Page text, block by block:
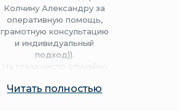
Колчину Александру за
оперативную помощь,
грамотную консультацию
и индивидуальный
подход)).
На глаза чисто случайно
организация и нисколько
Читать полностью